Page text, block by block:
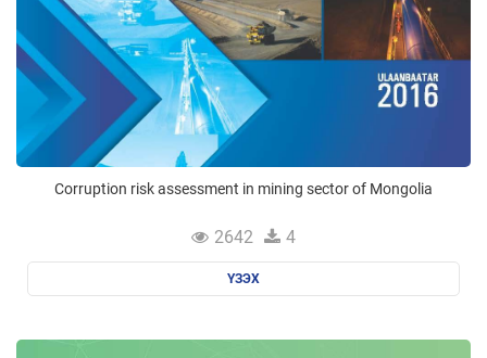
Corruption risk assessment in mining sector of Mongolia
2642 4
ҮЗЭХ